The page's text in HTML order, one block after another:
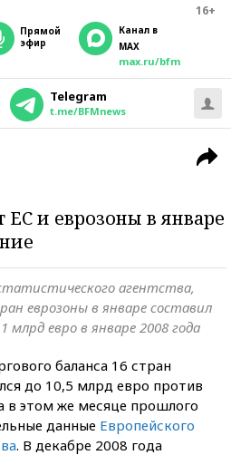
16+
прямой
эфир
Канал в
MAX
max.ru/bfm
Telegram
t.me/BFMnews
и еврозоны в январе
агентства,
еврозоны в январе составил
млрд евро в январе 2008 года
баланса 16 стран
до 10,5 млрд евро против
в этом же месяце прошлого
данные Европейского
. В декабре 2008 года